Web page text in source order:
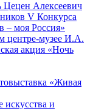
Цецен Алексеевич
V Конкурса
– моя Россия»
центре-музее И.А.
акция «Ночь
«Живая
искусства и